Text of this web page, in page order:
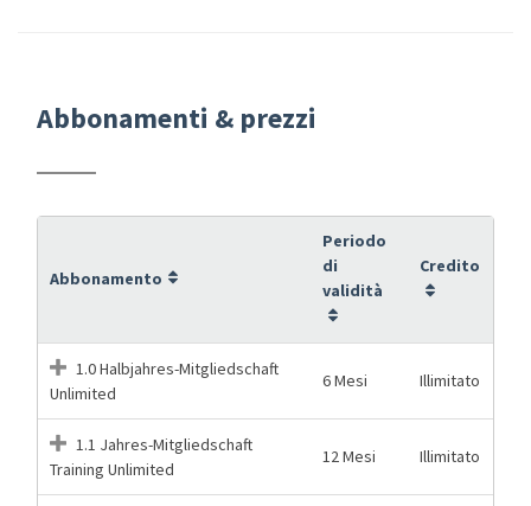
Abbonamenti & prezzi
Abbonamento
Periodo
di
validità
Credito
1.0 Halbjahres-Mitgliedschaft
Unlimited
6 Mesi Illimitato
1.1 Jahres-Mitgliedschaft
Training Unlimited
12 Mesi Illimitato